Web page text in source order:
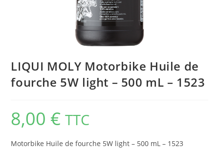
LIQUI MOLY Motorbike Huile de
fourche 5W light – 500 mL – 1523
8,00 € TTC
Motorbike Huile de fourche 5W light – 500 mL – 1523